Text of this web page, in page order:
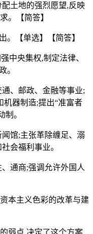
土地的强烈愿望,反映
。【简答】
【单选】【简答】
央集权,制定法律、
。
、邮政、金融等事业;
机器制造;提出“准富者
制。
馆;主张革除缠足、溺
会福利事业。
通商;强调允许外国人
主义色彩的改革与建
弱点,决定了这个方案